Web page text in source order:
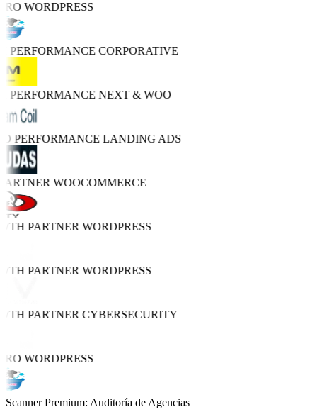
WORDPRESS
PERFORMANCECORPORATIVE
PERFORMANCENEXT & WOO
PERFORMANCELANDING ADS
WOOCOMMERCE
PARTNERWORDPRESS
PARTNERWORDPRESS
PARTNERCYBERSECURITY
WORDPRESS
Scanner Premium: Auditoría de Agencias